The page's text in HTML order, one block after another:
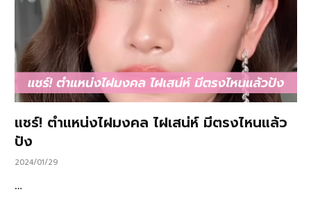
แชร์! ตำแหน่งไฝมงคล ไฝเสน่ห์ มีตรงไหนแล้ว
ปัง
2024/01/29
…